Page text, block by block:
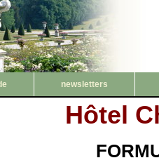
newsletters
Hôtel